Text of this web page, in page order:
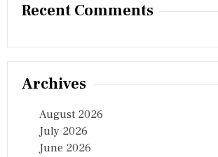
Recent Comments
Archives
August 2026
July 2026
June 2026